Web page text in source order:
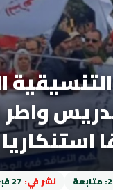
واطر
استنكاريا
نشر في: 27 فبراير 2024